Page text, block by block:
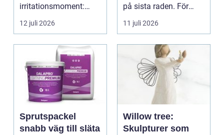
irritationsmoment:
långsam avrinning ...
12 juli 2026
på sista raden. För
många entrepren...
11 juli 2026
Sprutspackel
snabb väg till släta
Willow tree:
Skulpturer som